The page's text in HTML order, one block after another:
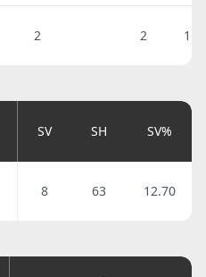
2 2 1
SV SH SV%
8 63 12.70